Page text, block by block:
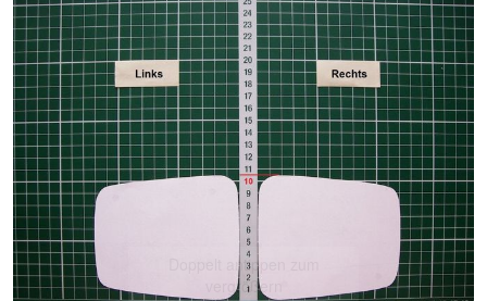
Doppelt antippen zum
vergrößern